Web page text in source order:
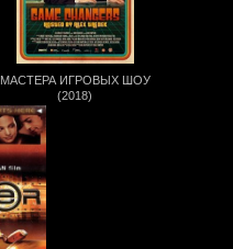
МАСТЕРА ИГРОВЫХ ШОУ
(2018)